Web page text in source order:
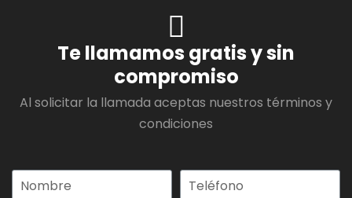
Te llamamos gratis y sin
compromiso
Al solicitar la llamada aceptas nuestros términos y
condiciones